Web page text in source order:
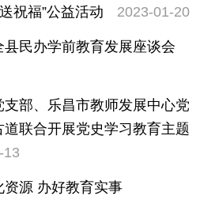
祝福”公益活动
2023-01-20
民办学前教育发展座谈会
部、乐昌市教师发展中心党
联合开展党史学习教育主题
13
源 办好教育实事